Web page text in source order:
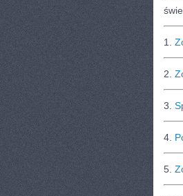
1.
2.
3.
4.
5.